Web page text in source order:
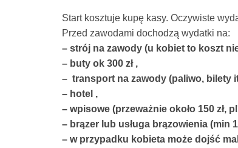
Start kosztuje kupę kasy. Oczywiste
Przed zawodami dochodzą wydatki na:
– strój na zawody (u kobiet to koszt
– buty ok 300 zł ,
– transport na zawody (paliwo, bilety
– hotel ,
– wpisowe (przeważnie około 150 zł,
– brązer lub usługa brązowienia (min
– w przypadku kobieta może dojść